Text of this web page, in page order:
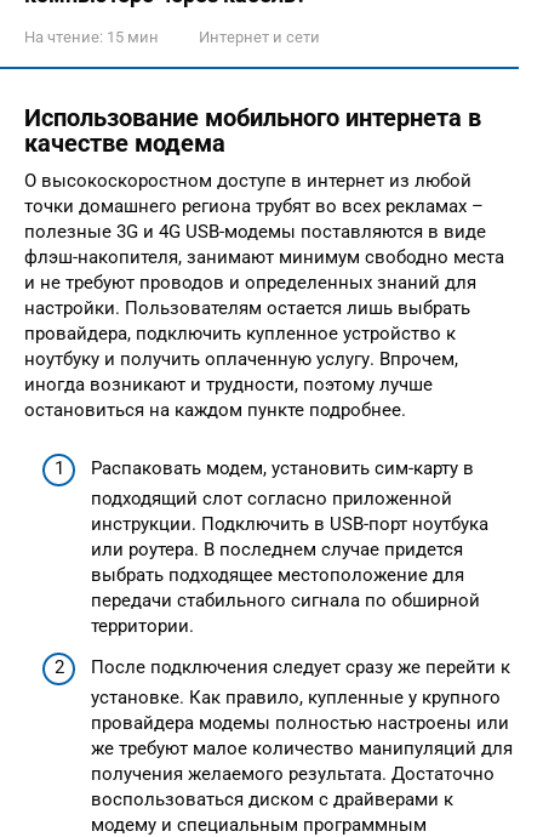
На чтение: 15 мин Интернет и сети
Использование мобильного интернета в
качестве модема
О высокоскоростном доступе в интернет из любой
точки домашнего региона трубят во всех рекламах –
полезные 3G и 4G USB-модемы поставляются в виде
флэш-накопителя, занимают минимум свободно места
и не требуют проводов и определенных знаний для
настройки. Пользователям остается лишь выбрать
провайдера, подключить купленное устройство к
ноутбуку и получить оплаченную услугу. Впрочем,
иногда возникают и трудности, поэтому лучше
остановиться на каждом пункте подробнее.
Распаковать модем, установить сим-карту в
подходящий слот согласно приложенной
инструкции. Подключить в USB-порт ноутбука
или роутера. В последнем случае придется
выбрать подходящее местоположение для
передачи стабильного сигнала по обширной
территории.
После подключения следует сразу же перейти к
установке. Как правило, купленные у крупного
провайдера модемы полностью настроены или
же требуют малое количество манипуляций для
получения желаемого результата. Достаточно
воспользоваться диском с драйверами к
модему и специальным программным